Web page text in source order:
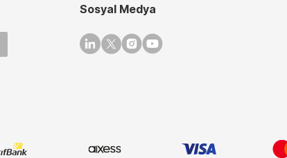
Sosyal Medya
Linkedin
TwitterInstagram
Youtube